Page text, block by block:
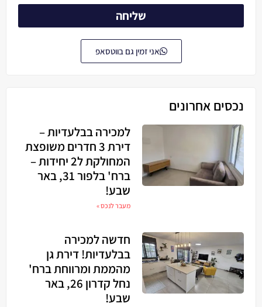
שליחה
אני זמין גם בווטסאפ
נכסים אחרונים
למכירה בבלעדיות –
דירת 3 חדרים משופצת
המחולקת ל2 יחידות –
ברח' בלפור 31, באר
שבע!
מעבר לנכס »
חדשה למכירה
בבלעדיות! דירת גן
מהממת ומרווחת ברח'
נחל קדרון 26, באר
שבע!